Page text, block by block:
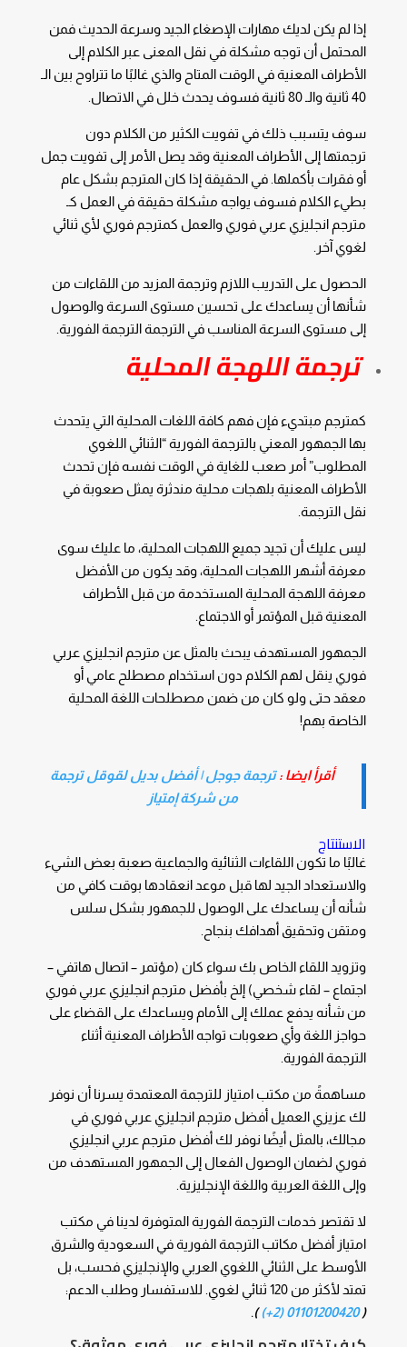
إذا لم يكن لديك مهارات الإصغاء الجيد وسرعة الحديث فمن
المحتمل أن توجه مشكلة في نقل المعنى عبر الكلام إلى
الأطراف المعنية في الوقت المتاح والذي غالبًا ما تتراوح بين الـ
40 ثانية والـ 80 ثانية فسوف يحدث خلل في الاتصال.
سوف يتسبب ذلك في تفويت الكثير من الكلام دون
ترجمتها إلى الأطراف المعنية وقد يصل الأمر إلى تفويت جمل
أو فقرات بأكملها. في الحقيقة إذا كان المترجم بشكل عام
بطيء الكلام فسوف يواجه مشكلة حقيقة في العمل كـ
مترجم انجليزي عربي فوري والعمل كمترجم فوري لأي ثنائي
لغوي آخر.
الحصول على التدريب اللازم وترجمة المزيد من اللقاءات من
شأنها أن يساعدك على تحسين مستوى السرعة والوصول
إلى مستوى السرعة المناسب في الترجمة الترجمة الفورية.
ترجمة اللهجة المحلية
كمترجم مبتديء فإن فهم كافة اللغات المحلية التي يتحدث
بها الجمهور المعني بالترجمة الفورية “الثنائي اللغوي
المطلوب” أمر صعب للغاية في الوقت نفسه فإن تحدث
الأطراف المعنية بلهجات محلية مندثرة يمثل صعوبة في
نقل الترجمة.
ليس عليك أن تجيد جميع اللهجات المحلية، ما عليك سوى
معرفة أشهر اللهجات المحلية، وقد يكون من الأفضل
معرفة اللهجة المحلية المستخدمة من قبل الأطراف
المعنية قبل المؤتمر أو الاجتماع.
الجمهور المستهدف يبحث بالمثل عن مترجم انجليزي عربي
فوري ينقل لهم الكلام دون استخدام مصطلح عامي أو
معقد حتى ولو كان من ضمن مصطلحات اللغة المحلية
الخاصة بهم!
أقرأ ايضا :ترجمة جوجل | أفضل بديل لقوقل ترجمة
من شركة إمتياز
الاستنتاج
غالبًا ما تكون اللقاءات الثنائية والجماعية صعبة بعض الشيء
والاستعداد الجيد لها قبل موعد انعقادها بوقت كافي من
شأنه أن يساعدك على الوصول للجمهور بشكل سلس
ومتقن وتحقيق أهدافك بنجاح.
وتزويد اللقاء الخاص بك سواء كان (مؤتمر – اتصال هاتفي –
اجتماع – لقاء شخصي) إلخ بأفضل مترجم انجليزي عربي فوري
من شأنه يدفع عملك إلى الأمام ويساعدك على القضاء على
حواجز اللغة وأي صعوبات تواجه الأطراف المعنية أثناء
الترجمة الفورية.
مساهمةً من مكتب امتياز للترجمة المعتمدة يسرنا أن نوفر
لك عزيزي العميل أفضل مترجم انجليزي عربي فوري في
مجالك، بالمثل أيضًا نوفر لك أفضل مترجم عربي انجليزي
فوري لضمان الوصول الفعال إلى الجمهور المستهدف من
وإلى اللغة العربية واللغة الإنجليزية.
لا تقتصر خدمات الترجمة الفورية المتوفرة لدينا في مكتب
امتياز أفضل مكاتب الترجمة الفورية في السعودية والشرق
الأوسط على الثنائي اللغوي العربي والإنجليزي فحسب، بل
تمتد لأكثر من 120 ثنائي لغوي. للاستفسار وطلب الدعم:
(
01101200420 (2+)
)
.